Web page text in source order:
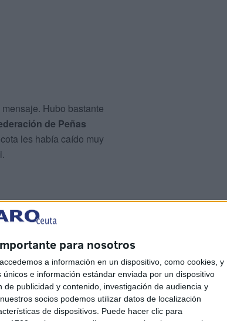
para nosotros
a información en un dispositivo, como cookies, y
e información estándar enviada por un dispositivo
publicidad y contenido, investigación de audiencia y
socios podemos utilizar datos de localización
de dispositivos. Puede hacer clic para
Hubo bastante
de Peñas
les había caído muy
y se preveía la llegada
en ferris anteriores.
en un partido que generaba
preparación para el